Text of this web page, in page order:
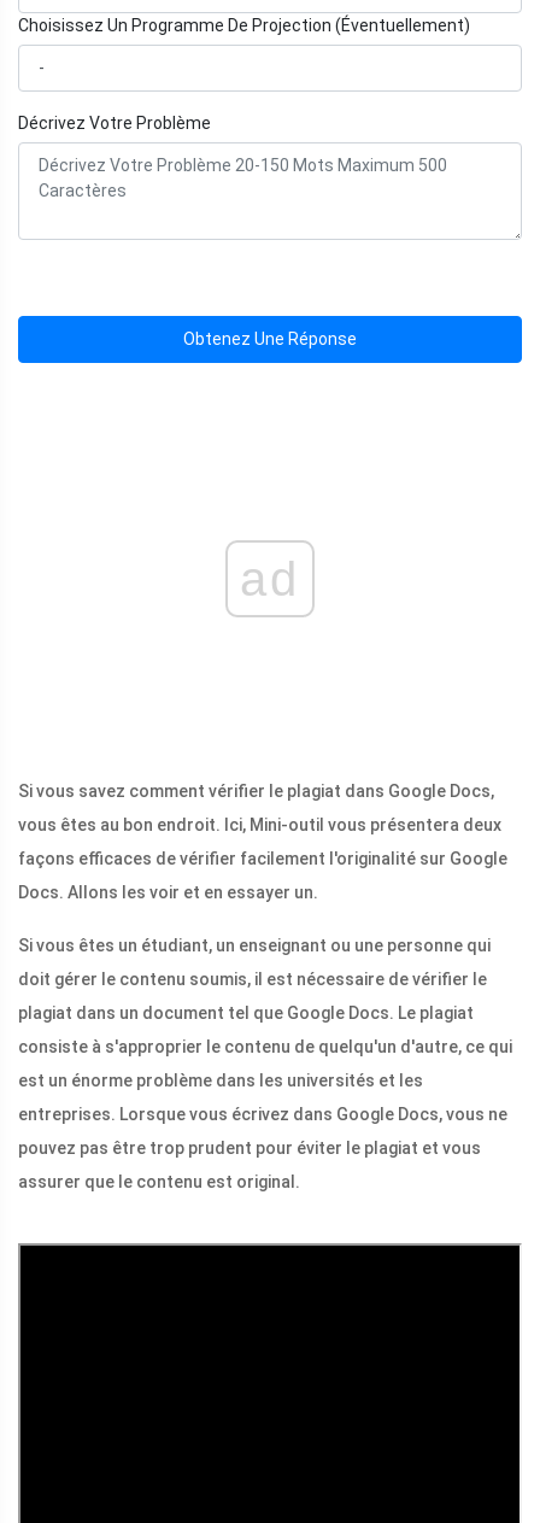
Choisissez Un Programme De Projection (Éventuellement)
Décrivez Votre Problème
Obtenez Une Réponse
ad
Si vous savez comment vérifier le plagiat dans Google Docs,
vous êtes au bon endroit. Ici, Mini-outil vous présentera deux
façons efficaces de vérifier facilement l'originalité sur Google
Docs. Allons les voir et en essayer un.
Si vous êtes un étudiant, un enseignant ou une personne qui
doit gérer le contenu soumis, il est nécessaire de vérifier le
plagiat dans un document tel que Google Docs. Le plagiat
consiste à s'approprier le contenu de quelqu'un d'autre, ce qui
est un énorme problème dans les universités et les
entreprises. Lorsque vous écrivez dans Google Docs, vous ne
pouvez pas être trop prudent pour éviter le plagiat et vous
assurer que le contenu est original.